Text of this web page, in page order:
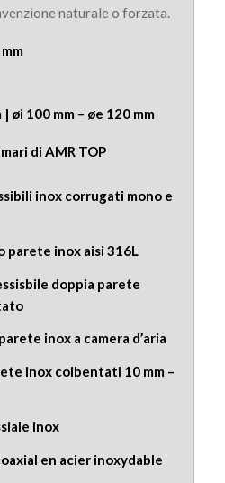
naturale o forzata.
øi 100 mm – øe 120 mm
di AMR TOP
inox corrugati mono e
parete inox aisi 316L
doppia parete
inox a camera d’aria
inox coibentati 10 mm –
inox
en acier inoxydable